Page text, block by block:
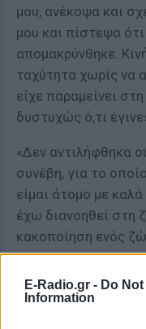
E-Radio.gr - Do
Information
μου, ανέκοψα και
μου και πίστεψα
απομακρύνθηκε.
ταχύτητα χωρίς να
είχε παραμείνει
δυστυχώς ό,τι
«Δεν αντιλήφθηκα
συνέβη, για το
είμαι άτομο με
έχω διανοηθεί στη
κακοποίηση ενός
πράγματι τραγικό
εγώ και η